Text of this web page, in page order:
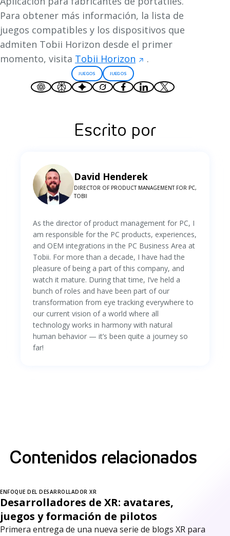
Para obtener más información, la lista de
juegos compatibles y los dispositivos que
admiten Tobii Horizon desde el primer
momento, visita Tobii Horizon .
JUEGOS JUEGOS
Escrito por
David Henderek
DIRECTOR OF PRODUCT MANAGEMENT FOR PC,
TOBII
As the director of product management for PC, I
am responsible for the PC products, experiences,
and OEM integrations in the PC Business Area at
Tobii. For more than a decade, I have had the
pleasure of being a part of this company, and
watch it mature. During that time, I’ve held a
bunch of roles and have been part of our
transformation from eye tracking everywhere to
our current vision of a world where all
technology works in harmony with natural
human behavior — it’s been quite a journey so
far!
Contenidos relacionados
ENFOQUE DEL DESARROLLADOR XR
Desarrolladores de XR: avatares,
juegos y formación de pilotos
Primera entrega de una nueva serie de blogs XR para